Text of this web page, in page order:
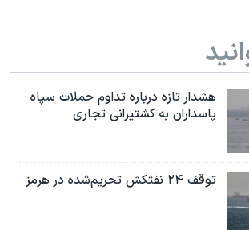
هشدار تازه درباره تداوم حملات سپاه
پاسداران به کشتیرانی تجاری
توقف ۲۴ نفتکش تحریم‌شده در هرمز